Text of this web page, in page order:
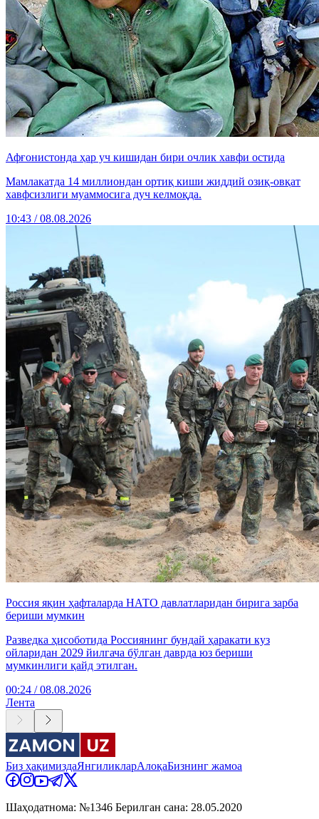
Афғонистонда ҳар уч кишидан бири очлик хавфи остида
Мамлакатда 14 миллиондан ортиқ киши жиддий озиқ-овқат
хавфсизлиги муаммосига дуч келмоқда.
10:43 / 08.08.2026
Россия яқин ҳафталарда НАТО давлатларидан бирига зарба
бериши мумкин
Разведка ҳисоботида Россиянинг бундай ҳаракати куз
ойларидан 2029 йилгача бўлган даврда юз бериши
мумкинлиги қайд этилган.
00:24 / 08.08.2026
Лента
Биз ҳақимиздаЯнгиликларАлоқаБизнинг жамоа
Шаҳодатнома: №1346 Берилган сана: 28.05.2020